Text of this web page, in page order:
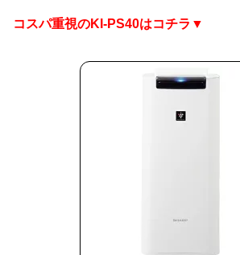
コスパ重視のKI-PS40はコチラ▼